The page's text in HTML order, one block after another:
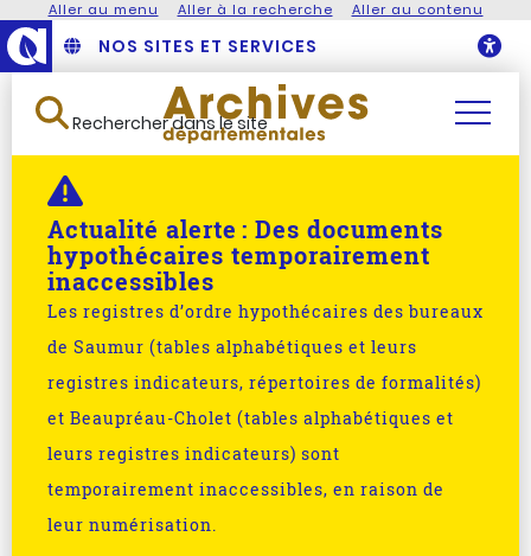
Aller au menu Aller à la recherche Aller au contenu
NOS SITES ET SERVICES
Rechercher dans le site
Actualité alerte : Des documents
hypothécaires temporairement
inaccessibles
Les registres d’ordre hypothécaires des bureaux
de Saumur (tables alphabétiques et leurs
registres indicateurs, répertoires de formalités)
et Beaupréau-Cholet (tables alphabétiques et
leurs registres indicateurs) sont
temporairement inaccessibles, en raison de
leur numérisation.